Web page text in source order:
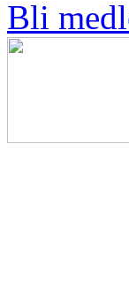
Bli